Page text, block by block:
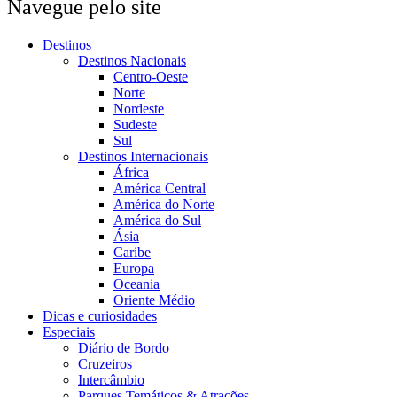
Navegue pelo site
Destinos
Destinos Nacionais
Centro-Oeste
Norte
Nordeste
Sudeste
Sul
Destinos Internacionais
África
América Central
América do Norte
América do Sul
Ásia
Caribe
Europa
Oceania
Oriente Médio
Dicas e curiosidades
Especiais
Diário de Bordo
Cruzeiros
Intercâmbio